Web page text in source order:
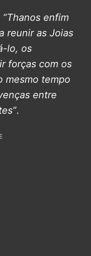
“Thanos enfim
reunir as Joias
lo, os
forças com os
mesmo tempo
entre
.